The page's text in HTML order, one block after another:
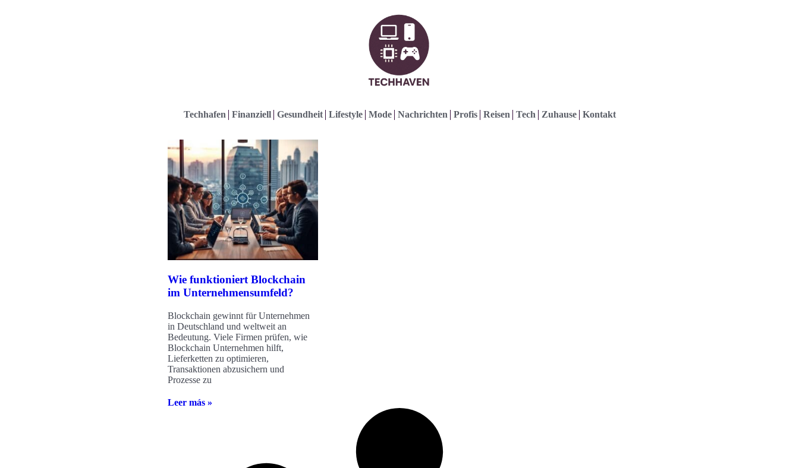
Techhafen Finanziell Gesundheit Lifestyle Mode Nachrichten Profis Reisen Tech Zuhause Kontakt
Wie funktioniert Blockchain
im Unternehmensumfeld?
Blockchain gewinnt für Unternehmen
in Deutschland und weltweit an
Bedeutung. Viele Firmen prüfen, wie
Blockchain Unternehmen hilft,
Lieferketten zu optimieren,
Transaktionen abzusichern und
Prozesse zu
Leer más »